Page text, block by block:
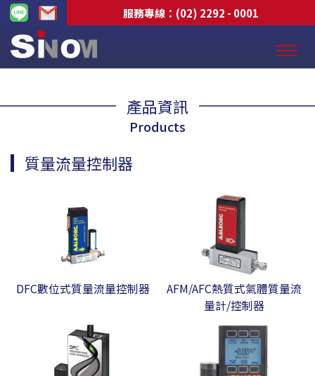
服務專線： (02) 2292 - 0001
產品資訊
Products
質量流量控制器
DFC數位式質量流量控制器
AFM/AFC熱質式氣體質量流
量計/控制器